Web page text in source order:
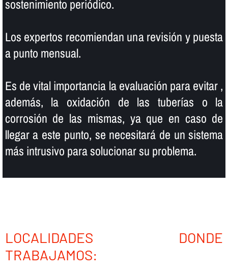
sostenimiento periódico.
Los expertos recomiendan una revisión y puesta
a punto mensual.
Es de vital importancia la evaluación para evitar ,
además, la oxidación de las tuberí­as o la
corrosión de las mismas, ya que en caso de
llegar a este punto, se necesitará de un sistema
más intrusivo para solucionar su problema.
LOCALIDADES DONDE
TRABAJAMOS: